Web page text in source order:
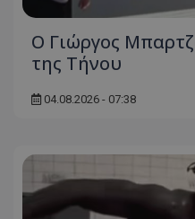
Ο Γιώργος
της Τήνου
04.08.2026 - 07:38